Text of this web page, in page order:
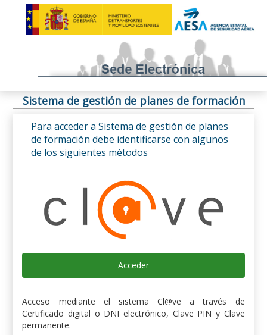
Sistema de gestión de planes de formación
Para acceder a Sistema de gestión de planes
de formación debe identificarse con algunos
de los siguientes métodos
Acceder
Acceso mediante el sistema Cl@ve a través de
Certificado digital o DNI electrónico, Clave PIN y Clave
permanente.